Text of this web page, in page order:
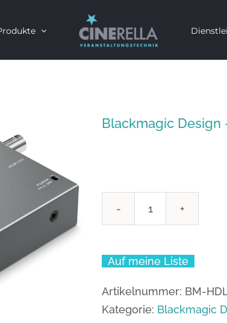
Blackmagic Design
Blackmagic
-
Multiview
4
HD
Auf meine Liste
Artikelnummer: BM-
Kategorie: Blackmagic